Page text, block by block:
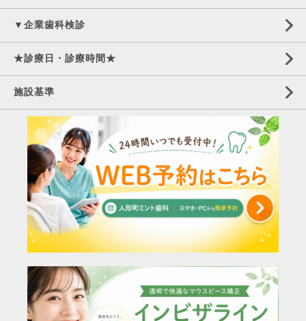
▼企業歯科検診
★診療日・診療時間★
施設基準